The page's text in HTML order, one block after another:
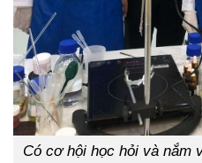
Có cơ hội học hỏi và nắm